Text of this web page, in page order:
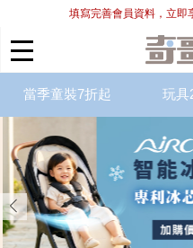
填寫完善會員資料，立即
當季童裝7折起 玩具